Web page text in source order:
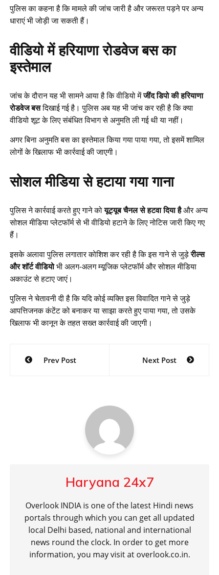
पुलिस का कहना है कि मामले की जांच जारी है और जरूरत पड़ने पर अन्य
धाराएं भी जोड़ी जा सकती हैं।
वीडियो में हरियाणा रोडवेज बस का
इस्तेमाल
जांच के दौरान यह भी सामने आया है कि वीडियो मेंजींद डिपो की हरियाणा
रोडवेज बसदिखाई गई है। पुलिस अब यह भी जांच कर रही है कि क्या
वीडियो शूट के लिए संबंधित विभाग से अनुमति ली गई थी या नहीं।
अगर बिना अनुमति बस का इस्तेमाल किया गया पाया गया, तो इसमें शामिल
लोगों के खिलाफ भी कार्रवाई की जाएगी।
सोशल मीडिया से हटाया गया गाना
पुलिस ने कार्रवाई करते हुए गाने कोयूट्यूब चैनल से हटवा दिया हैऔर अन्य
सोशल मीडिया प्लेटफॉर्म से भी वीडियो हटाने के लिए नोटिस जारी किए गए
हैं।
इसके अलावा पुलिस लगातार कोशिश कर रही है कि इस गाने से जुड़ेरील्स
और शॉर्ट वीडियोभी अलग-अलग म्यूजिक प्लेटफॉर्म और सोशल मीडिया
अकाउंट से हटाए जाएं।
पुलिस ने चेतावनी दी है कि यदि कोई व्यक्ति इस विवादित गाने से जुड़े
आपत्तिजनक कंटेंट को बनाकर या साझा करते हुए पाया गया, तो उसके
खिलाफ भी कानून के तहत सख्त कार्रवाई की जाएगी।
Post
navigation
Prev Post Next Post
Haryana 24x7
Overlook INDIA is one of the latest Hindi news
portals through which you can get all updated
local Delhi based, national and international
news round the clock. In order to get more
information, you may visit at overlook.co.in.